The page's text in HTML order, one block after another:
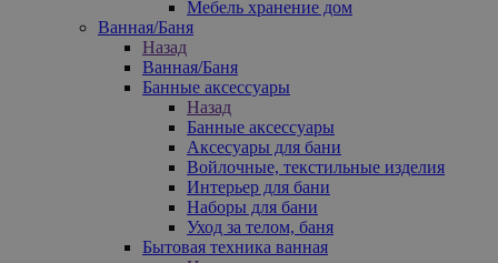
Мебель хранение дом
Ванная/Баня
Назад
Ванная/Баня
Банные аксессуары
Назад
Банные аксессуары
Аксесуары для бани
Войлочные, текстильные изделия
Интерьер для бани
Наборы для бани
Уход за телом, баня
Бытовая техника ванная